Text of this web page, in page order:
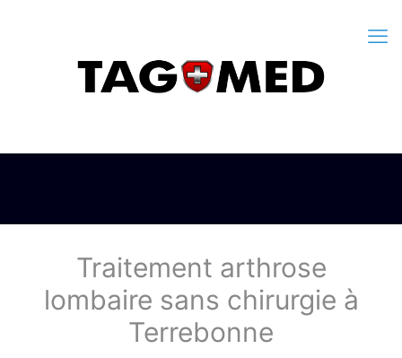
Traitement arthrose
lombaire sans chirurgie à
Terrebonne